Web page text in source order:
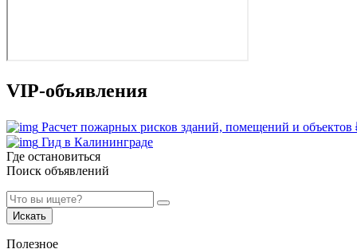
VIP-объявления
Расчет пожарных рисков зданий, помещений и объектов
Гид в Калининграде
Где остановиться
Поиск объявлений
Искать
Полезное